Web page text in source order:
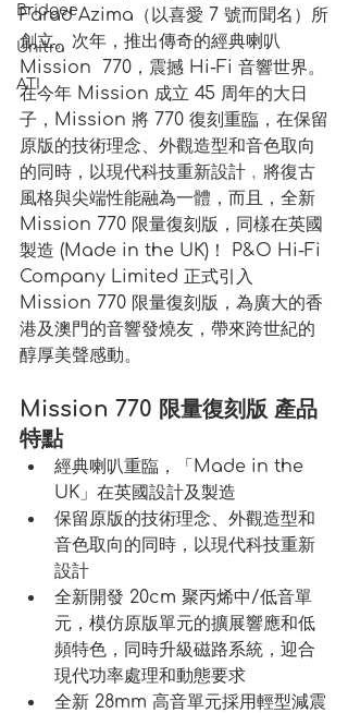
Bridgee
Unitra
ATI
Farad Azima（以喜愛 7 號而聞名）所
創立。次年，推出傳奇的經典喇叭
Mission  770，震撼 Hi-Fi 音響世界。
在今年 Mission 成立 45 周年的大日
子，Mission 將 770 復刻重臨，在保留
原版的技術理念、外觀造型和音色取向
的同時，以現代科技重新設計﹐將復古
風格與尖端性能融為一體，而且，全新
Mission 770 限量復刻版，同樣在英國
製造 (Made in the UK)！ P&O Hi-Fi
Company Limited 正式引入
Mission 770 限量復刻版，為廣大的香
港及澳門的音響發燒友，帶來跨世紀的
醇厚美聲感動。
Mission 770 限量復刻版 產品
特點
經典喇叭重臨，「Made in the
UK」在英國設計及製造
保留原版的技術理念、外觀造型和
音色取向的同時，以現代科技重新
設計
全新開發 20cm 聚丙烯中/低音單
元，模仿原版單元的擴展響應和低
頻特色，同時升級磁路系統，迎合
現代功率處理和動態要求
全新 28mm 高音單元採用輕型減震